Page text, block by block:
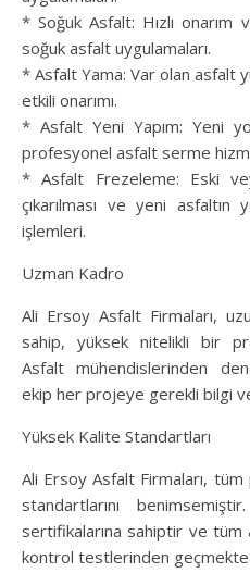
* Soğuk Asfalt: Hızlı
soğuk asfalt uygulamaları.
* Asfalt Yama: Var olan asfalt
etkili onarımı.
* Asfalt Yeni Yapım: Yeni
profesyonel asfalt serme
* Asfalt Frezeleme: Eski
çıkarılması ve yeni
işlemleri.
Uzman Kadro
Ali Ersoy Asfalt Firmaları,
sahip, yüksek nitelikli bir
Asfalt mühendislerinden
ekip her projeye gerekli bilgi
Yüksek Kalite Standartları
Ali Ersoy Asfalt Firmaları,
standartlarını
sertifikalarına sahiptir ve
kontrol testlerinden